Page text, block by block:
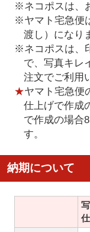
※ネコポスは、
※ヤマト宅急便
渡し）になり
※ネコポスは、
で、写真キレ
注文でご利用
★ヤマト宅急便
仕上げで作成
で作成の場合
す。
納期について